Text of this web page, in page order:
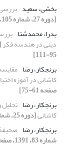
بخشی، سعید
[دوره 27، شماره 105، 1397، صفحه 87-114]
بدرا، محمدشتا
دینی در هندسه فکر
95-111]
برنجکار، رضا
کاشانی در آموزه
صفحه 61-75]
برنجکار، رضا تحلیل
کاشانی[دوره 25، شماره 98، 1395، صفحه 51-68]
برنجکار، رضا
شماره 83، 1391، صفحه 131-147]